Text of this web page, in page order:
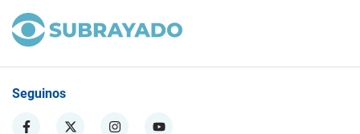
Seguinos